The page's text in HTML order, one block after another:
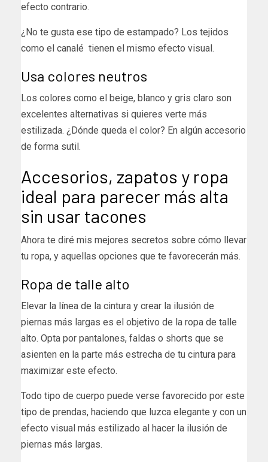
efecto contrario.
¿No te gusta ese tipo de estampado? Los tejidos
como el canalé tienen el mismo efecto visual.
Usa colores neutros
Los colores como el beige, blanco y gris claro son
excelentes alternativas si quieres verte más
estilizada. ¿Dónde queda el color? En algún accesorio
de forma sutil.
Accesorios, zapatos y ropa
ideal para parecer más alta
sin usar tacones
Ahora te diré mis mejores secretos sobre cómo llevar
tu ropa, y aquellas opciones que te favorecerán más.
Ropa de talle alto
Elevar la línea de la cintura y crear la ilusión de
piernas más largas es el objetivo de la ropa de talle
alto. Opta por pantalones, faldas o shorts que se
asienten en la parte más estrecha de tu cintura para
maximizar este efecto.
Todo tipo de cuerpo puede verse favorecido por este
tipo de prendas, haciendo que luzca elegante y con un
efecto visual más estilizado al hacer la ilusión de
piernas más largas.